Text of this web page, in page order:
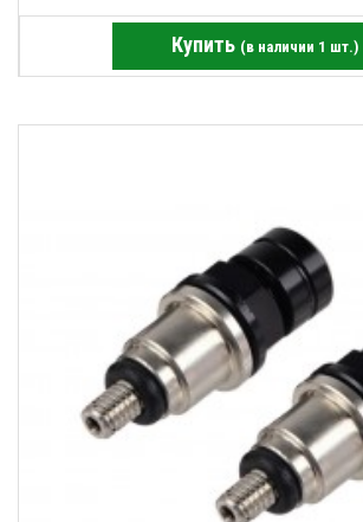
Купить (в наличии 1 шт.)